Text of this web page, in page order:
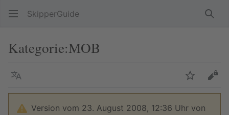
SkipperGuide
Kategorie:MOB
Sprache
Version vom 23. August 2008, 12:36 Uhr von